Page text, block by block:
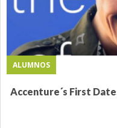
ALUMNOS
Accenture´s First